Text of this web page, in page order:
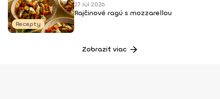
Recepty
27 Júl 2026
Rajčinové ragú s mozzarellou
Zobraziť viac